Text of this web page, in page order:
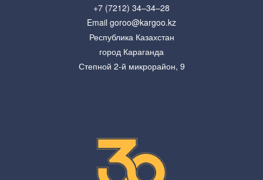
+7 (7212) 34–34–28
Email goroo@kargoo.kz
Республика Казахстан
город Караганда
Степной 2-й микрорайон, 9